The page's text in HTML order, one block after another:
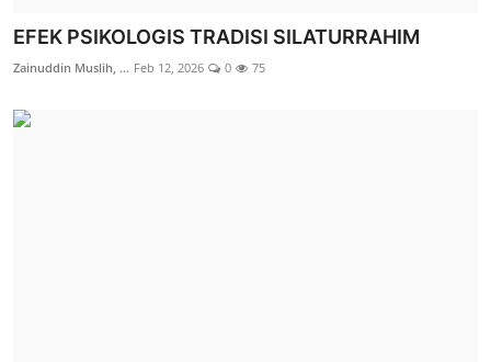
EFEK PSIKOLOGIS TRADISI SILATURRAHIM
Zainuddin Muslih, ... Feb 12, 2026 0 75